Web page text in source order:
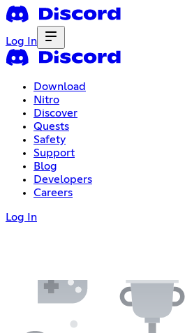
Log In
Download
Nitro
Discover
Quests
Safety
Support
Blog
Developers
Careers
Log In